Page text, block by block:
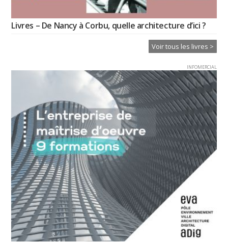
Livres – De Nancy à Corbu, quelle architecture d’ici ?
Voir tous les livres >
INFOMERCIAL